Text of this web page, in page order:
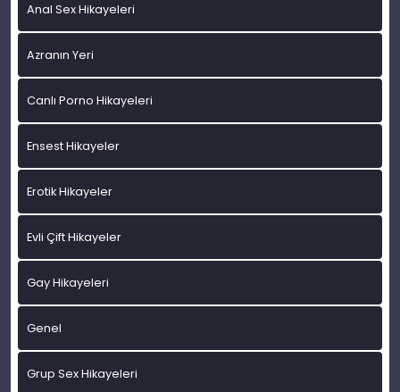
Anal Sex Hikayeleri
Azranın Yeri
Canlı Porno Hikayeleri
Ensest Hikayeler
Erotik Hikayeler
Evli Çift Hikayeler
Gay Hikayeleri
Genel
Grup Sex Hikayeleri